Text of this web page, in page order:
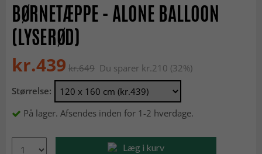
BØRNETÆPPE - ALONE BALLOON
(LYSERØD)
kr.439 kr.649 Du sparer kr.210 (32%)
Størrelse:
På lager. Afsendes inden for 1-2 hverdage.
Læg i kurv